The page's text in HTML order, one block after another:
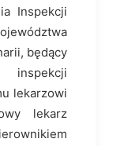
Inspekcji
będący
inspekcji
lekarzowi
lekarz